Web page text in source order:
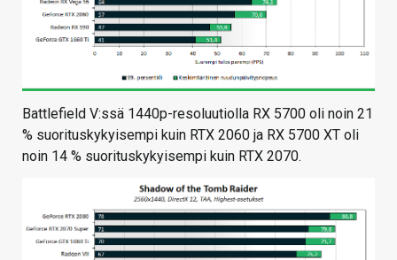
Battlefield V:ssä 1440p-resoluutiolla RX 5700 oli noin 21
% suorituskykyisempi kuin RTX 2060 ja RX 5700 XT oli
noin 14 % suorituskykyisempi kuin RTX 2070.